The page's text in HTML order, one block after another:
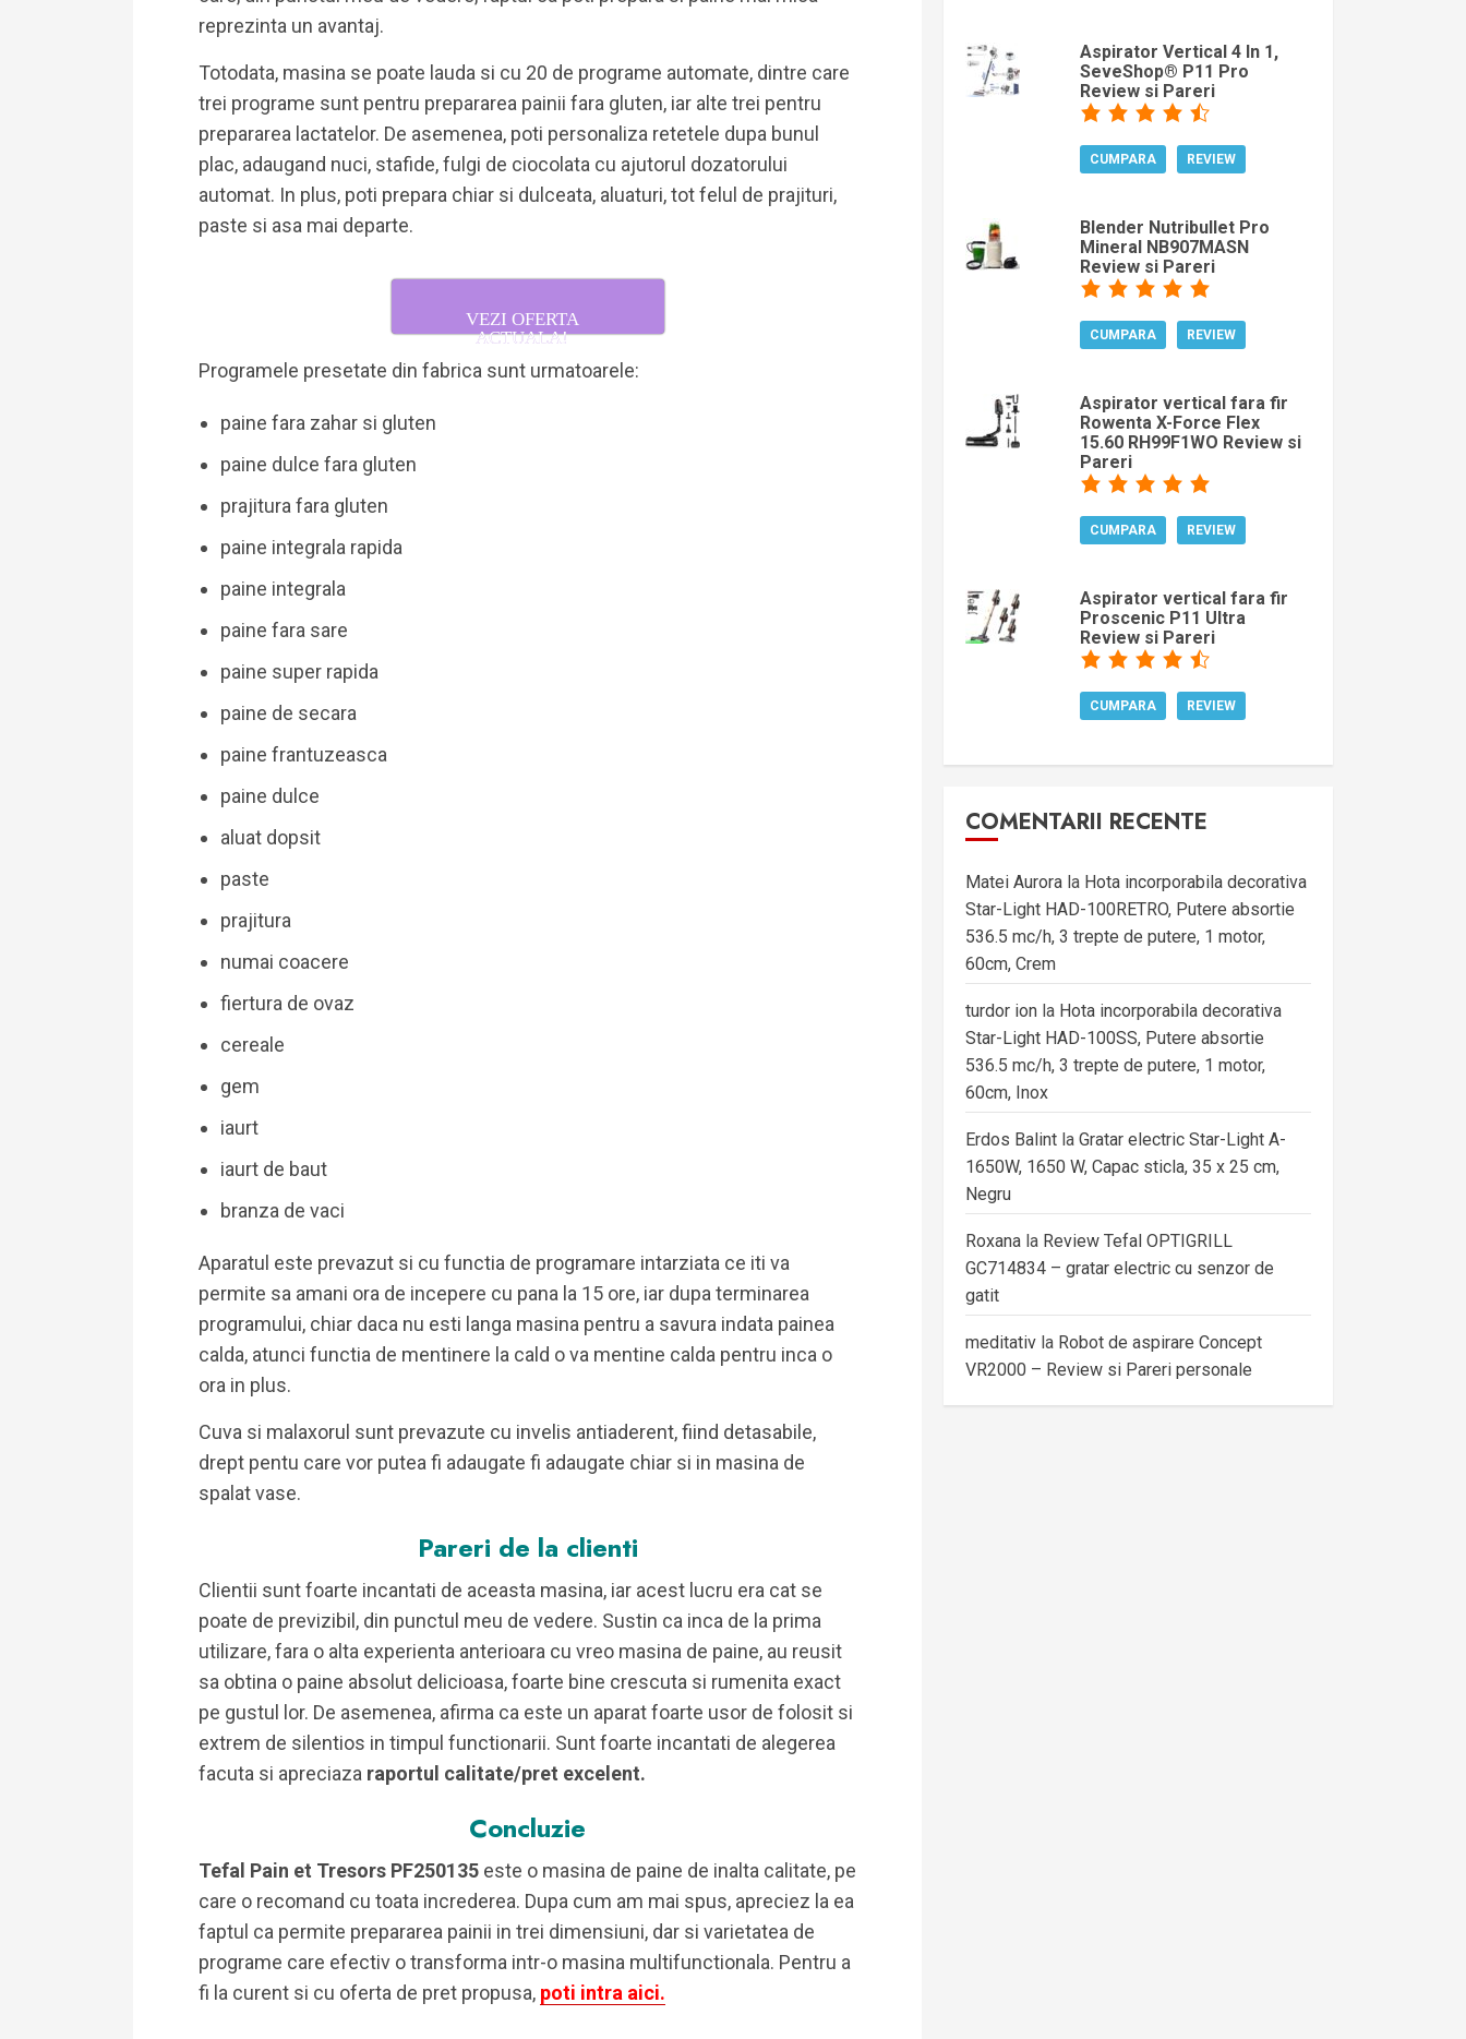
reprezinta un avantaj.
Totodata, masina se poate lauda si cu 20 de programe automate, dintre care
trei programe sunt pentru prepararea painii fara gluten, iar alte trei pentru
prepararea lactatelor. De asemenea, poti personaliza retetele dupa bunul
plac, adaugand nuci, stafide, fulgi de ciocolata cu ajutorul dozatorului
automat. In plus, poti prepara chiar si dulceata, aluaturi, tot felul de prajituri,
paste si asa mai departe.
VEZI OFERTA
ACTUALA!
Programele presetate din fabrica sunt urmatoarele:
paine fara zahar si gluten
paine dulce fara gluten
prajitura fara gluten
paine integrala rapida
paine integrala
paine fara sare
paine super rapida
paine de secara
paine frantuzeasca
paine dulce
aluat dopsit
paste
prajitura
numai coacere
fiertura de ovaz
cereale
gem
iaurt
iaurt de baut
branza de vaci
Aparatul este prevazut si cu functia de programare intarziata ce iti va
permite sa amani ora de incepere cu pana la 15 ore, iar dupa terminarea
programului, chiar daca nu esti langa masina pentru a savura indata painea
calda, atunci functia de mentinere la cald o va mentine calda pentru inca o
ora in plus.
Cuva si malaxorul sunt prevazute cu invelis antiaderent, fiind detasabile,
drept pentu care vor putea fi adaugate fi adaugate chiar si in masina de
spalat vase.
Pareri de la clienti
Clientii sunt foarte incantati de aceasta masina, iar acest lucru era cat se
poate de previzibil, din punctul meu de vedere. Sustin ca inca de la prima
utilizare, fara o alta experienta anterioara cu vreo masina de paine, au reusit
sa obtina o paine absolut delicioasa, foarte bine crescuta si rumenita exact
pe gustul lor. De asemenea, afirma ca este un aparat foarte usor de folosit si
extrem de silentios in timpul functionarii. Sunt foarte incantati de alegerea
facuta si apreciaza raportul calitate/pret excelent.
Concluzie
Tefal Pain et Tresors PF250135 este o masina de paine de inalta calitate, pe
care o recomand cu toata increderea. Dupa cum am mai spus, apreciez la ea
faptul ca permite prepararea painii in trei dimensiuni, dar si varietatea de
programe care efectiv o transforma intr-o masina multifunctionala. Pentru a
fi la curent si cu oferta de pret propusa, poti intra aici.
Aspirator Vertical 4 In 1,
SeveShop® P11 Pro
Review si Pareri
CUMPARA REVIEW
Blender Nutribullet Pro
Mineral NB907MASN
Review si Pareri
CUMPARA REVIEW
Aspirator vertical fara fir
Rowenta X-Force Flex
15.60 RH99F1WO Review si
Pareri
CUMPARA REVIEW
Aspirator vertical fara fir
Proscenic P11 Ultra
Review si Pareri
CUMPARA REVIEW
COMENTARII RECENTE
Matei Aurora la Hota incorporabila decorativa
Star-Light HAD-100RETRO, Putere absortie
536.5 mc/h, 3 trepte de putere, 1 motor,
60cm, Crem
turdor ion la Hota incorporabila decorativa
Star-Light HAD-100SS, Putere absortie
536.5 mc/h, 3 trepte de putere, 1 motor,
60cm, Inox
Erdos Balint laGratar electric Star-Light A-
1650W, 1650 W, Capac sticla, 35 x 25 cm,
Negru
Roxana la Review Tefal OPTIGRILL
GC714834 – gratar electric cu senzor de
gatit
meditativ la Robot de aspirare Concept
VR2000 – Review si Pareri personale